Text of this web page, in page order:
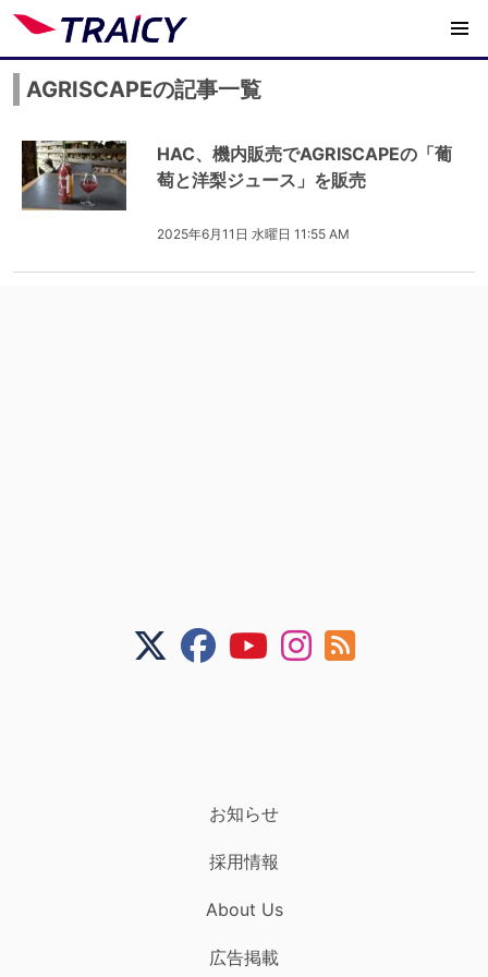
AGRISCAPEの記事一覧
HAC、機内販売でAGRISCAPEの「葡
萄と洋梨ジュース」を販売
2025年6月11日 水曜日 11:55 AM
お知らせ
採用情報
About Us
広告掲載